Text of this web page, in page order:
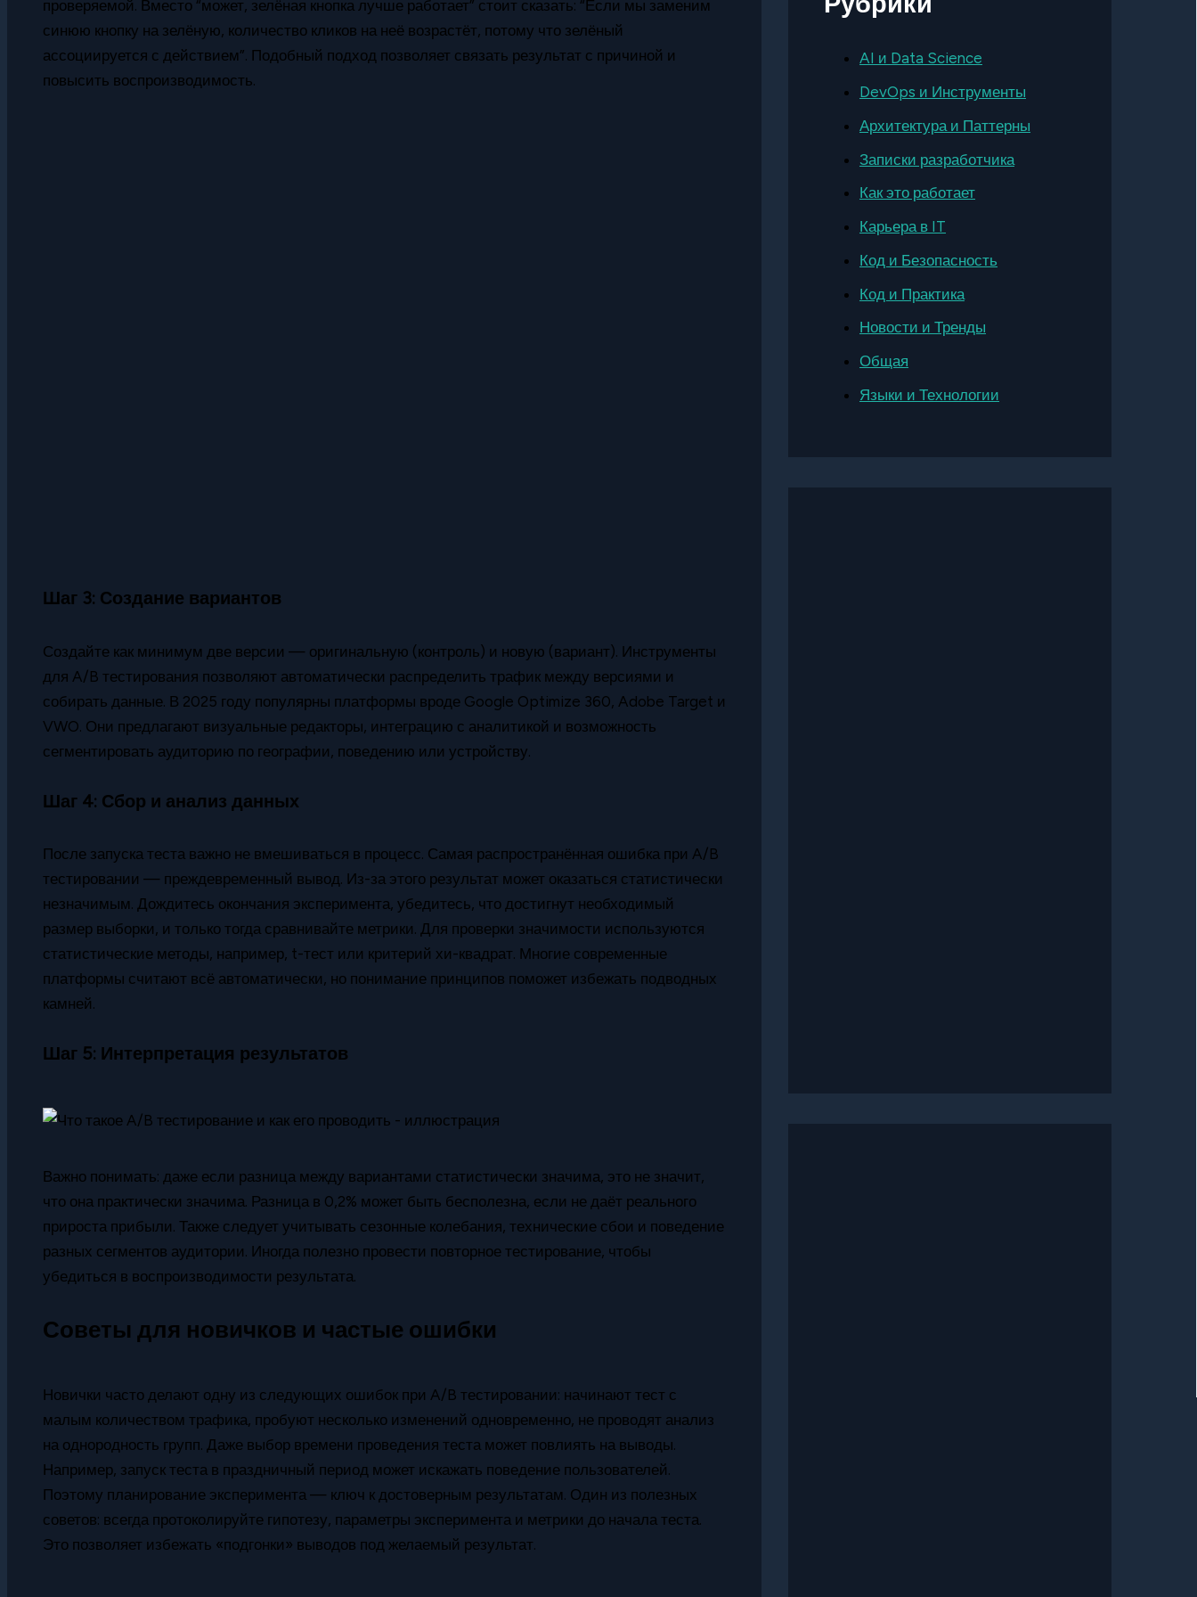
проверяемой. Вместо “может, зелёная кнопка лучше работает” стоит сказать: “Если мы заменим
синюю кнопку на зелёную, количество кликов на неё возрастёт, потому что зелёный
ассоциируется с действием”. Подобный подход позволяет связать результат с причиной и
повысить воспроизводимость.
Шаг 3: Создание вариантов
Создайте как минимум две версии — оригинальную (контроль) и новую (вариант). Инструменты
для A/B тестирования позволяют автоматически распределить трафик между версиями и
собирать данные. В 2025 году популярны платформы вроде Google Optimize 360, Adobe Target и
VWO. Они предлагают визуальные редакторы, интеграцию с аналитикой и возможность
сегментировать аудиторию по географии, поведению или устройству.
Шаг 4: Сбор и анализ данных
После запуска теста важно не вмешиваться в процесс. Самая распространённая ошибка при A/B
тестировании — преждевременный вывод. Из-за этого результат может оказаться статистически
незначимым. Дождитесь окончания эксперимента, убедитесь, что достигнут необходимый
размер выборки, и только тогда сравнивайте метрики. Для проверки значимости используются
статистические методы, например, t-тест или критерий хи-квадрат. Многие современные
платформы считают всё автоматически, но понимание принципов поможет избежать подводных
камней.
Шаг 5: Интерпретация результатов
Важно понимать: даже если разница между вариантами статистически значима, это не значит,
что она практически значима. Разница в 0,2% может быть бесполезна, если не даёт реального
прироста прибыли. Также следует учитывать сезонные колебания, технические сбои и поведение
разных сегментов аудитории. Иногда полезно провести повторное тестирование, чтобы
убедиться в воспроизводимости результата.
Советы для новичков и частые ошибки
Новички часто делают одну из следующих ошибок при A/B тестировании: начинают тест с
малым количеством трафика, пробуют несколько изменений одновременно, не проводят анализ
на однородность групп. Даже выбор времени проведения теста может повлиять на выводы.
Например, запуск теста в праздничный период может искажать поведение пользователей.
Поэтому планирование эксперимента — ключ к достоверным результатам. Один из полезных
советов: всегда протоколируйте гипотезу, параметры эксперимента и метрики до начала теста.
Это позволяет избежать «подгонки» выводов под желаемый результат.
AI и Data Science
DevOps и Инструменты
Архитектура и Паттерны
Записки разработчика
Как это работает
Карьера в IT
Код и Безопасность
Код и Практика
Новости и Тренды
Общая
Языки и Технологии